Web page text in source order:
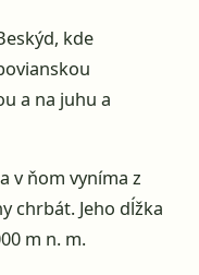
kde
a na juhu a
v ňom vyníma z
chrbát. Jeho dĺžka
m n. m.